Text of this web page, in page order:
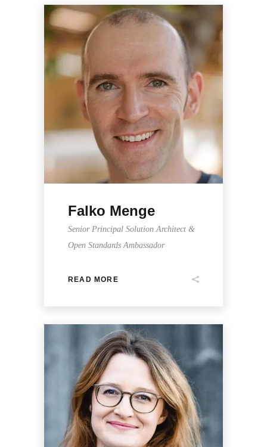
Falko Menge
Senior Principal Solution Architect &
Open Standards Ambassador
READ MORE